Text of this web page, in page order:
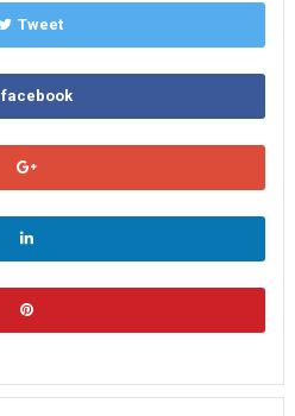
Tweet
facebook